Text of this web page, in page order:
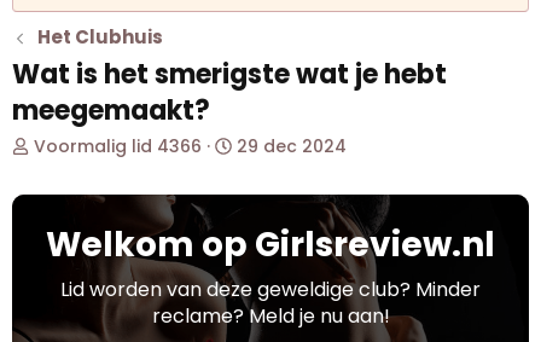
Het Clubhuis
Wat is het smerigste wat je hebt
meegemaakt?
O
d
p
Voormalig lid 4366
S
a
t
d
a
t
u
29 dec 2024
Welkom op Girlsreview.nl
Lid worden van deze geweldige club? Minder
reclame? Meld je nu aan!